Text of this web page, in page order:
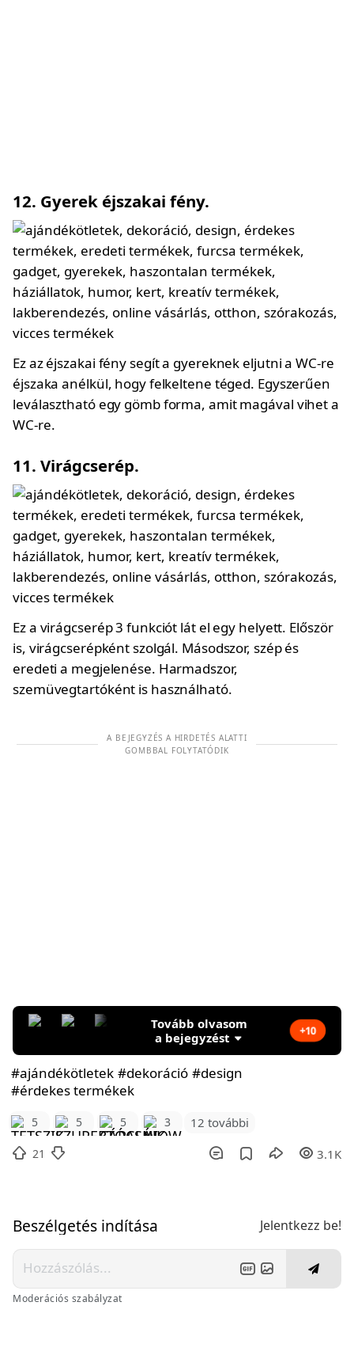
12. Gyerek éjszakai fény.
Ez az éjszakai fény segít a gyereknek eljutni a WC-re
éjszaka anélkül, hogy felkeltene téged. Egyszerűen
leválasztható egy gömb forma, amit magával vihet a
WC-re.
11. Virágcserép.
Ez a virágcserép 3 funkciót lát el egy helyett. Először
is, virágcserépként szolgál. Másodszor, szép és
eredeti a megjelenése. Harmadszor,
szemüvegtartóként is használható.
A BEJEGYZÉS A HIRDETÉS ALATTI
GOMBBAL FOLYTATÓDIK
Tovább olvasom
a bejegyzést
+10
#ajándékötletek #dekoráció #design
#érdekes termékek
5 5 5 3 12 további
21 3.1K
Beszélgetés indítása Jelentkezz be!
Moderációs szabályzat